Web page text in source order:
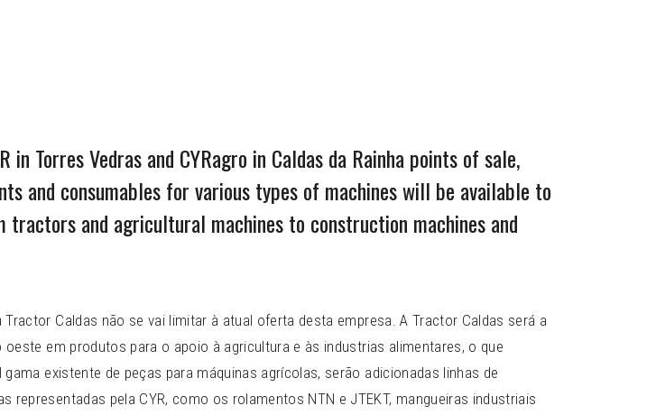
in Torres Vedras and CYRagro in Caldas da Rainha points of sale,
and consumables for various types of machines will be available to
tractors and agricultural machines to construction machines and
Tractor Caldas não se vai limitar à atual oferta desta empresa. A Tractor Caldas será a
oeste em produtos para o apoio à agricultura e às industrias alimentares, o que
gama existente de peças para máquinas agrícolas, serão adicionadas linhas de
representadas pela CYR, como os rolamentos NTN e JTEKT, mangueiras industriais